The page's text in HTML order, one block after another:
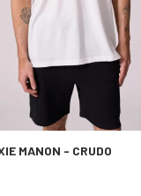
MANON - CRUDO